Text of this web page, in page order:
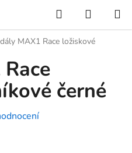
Hledat
KOŠÍK
MAX1 Race ložiskové
černé